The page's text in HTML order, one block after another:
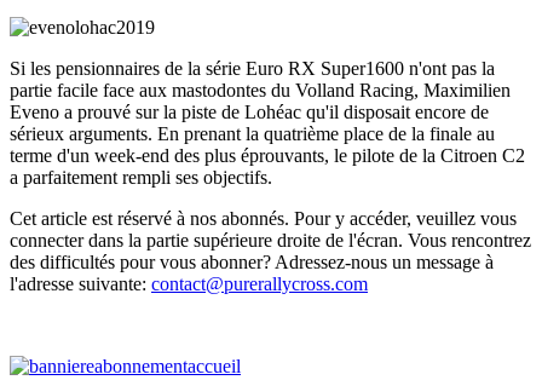
Si les pensionnaires de la série Euro RX Super1600 n'ont pas la
partie facile face aux mastodontes du Volland Racing, Maximilien
Eveno a prouvé sur la piste de Lohéac qu'il disposait encore de
sérieux arguments. En prenant la quatrième place de la finale au
terme d'un week-end des plus éprouvants, le pilote de la Citroen C2
a parfaitement rempli ses objectifs.
Cet article est réservé à nos abonnés. Pour y accéder, veuillez vous
connecter dans la partie supérieure droite de l'écran. Vous rencontrez
des difficultés pour vous abonner? Adressez-nous un message à
l'adresse suivante: contact@purerallycross.com